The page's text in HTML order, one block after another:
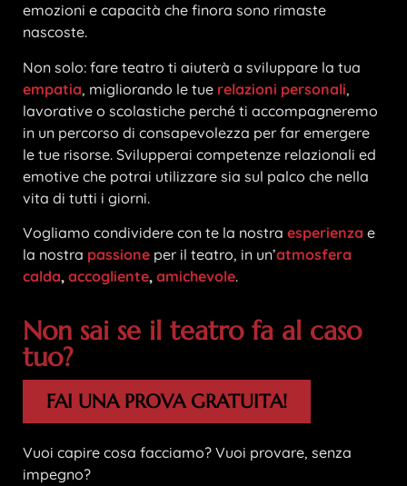
emozioni e capacità che finora sono rimaste
nascoste.
Non solo: fare teatro ti aiuterà a sviluppare la tua
empatia, migliorando le tue relazioni personali,
lavorative o scolastiche perché ti accompagneremo
in un percorso di consapevolezza per far emergere
le tue risorse. Svilupperai competenze relazionali ed
emotive che potrai utilizzare sia sul palco che nella
vita di tutti i giorni.
Vogliamo condividere con te la nostra esperienza e
la nostra passione per il teatro, in un’atmosfera
calda, accogliente, amichevole.
Non sai se il teatro fa al caso
tuo?
FAI UNA PROVA GRATUITA!
Vuoi capire cosa facciamo? Vuoi provare, senza
impegno?